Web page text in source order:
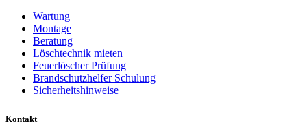
Wartung
Montage
Beratung
Löschtechnik mieten
Feuerlöscher Prüfung
Brandschutzhelfer Schulung
Sicherheitshinweise
Kontakt